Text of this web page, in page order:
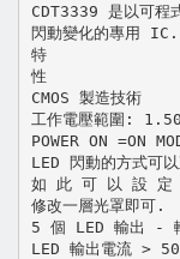
CDT3339 是以可程
閃動變化的專用 IC.
特
性
CMOS 製造技術
工作電壓範圍:
POWER ON =ON
LED 閃動的方式可
如 此 可 以 設
修改一層光罩即可.
5 個 LED 輸出 -
LED 輸出電流 >